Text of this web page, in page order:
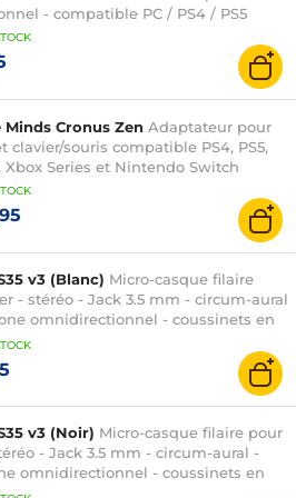
- compatible PC / PS4 / PS5
Cronus Zen Adaptateur pour
clavier/souris compatible PS4, PS5,
Xbox Series et Nintendo Switch
95
v3 (Blanc) Micro-casque filaire
- stéréo - Jack 3.5 mm - circum-aural
omnidirectionnel - coussinets en
PC/PlayStation/Switch
v3 (Noir) Micro-casque filaire pour
- Jack 3.5 mm - circum-aural -
omnidirectionnel - coussinets en
PC/PlayStation/Switch